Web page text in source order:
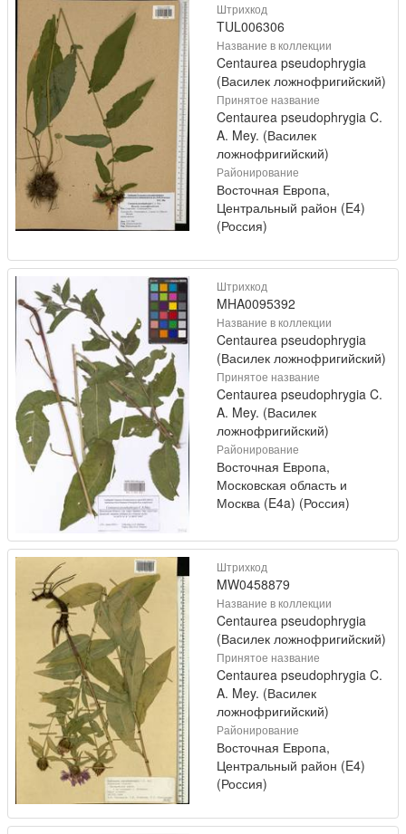
Штрихкод
TUL006306
Название в коллекции
Centaurea pseudophrygia
(Василек ложнофригийский)
Принятое название
Centaurea pseudophrygia C.
A. Mey. (Василек
ложнофригийский)
Районирование
Восточная Европа,
Центральный район (E4)
(Россия)
Штрихкод
MHA0095392
Название в коллекции
Centaurea pseudophrygia
(Василек ложнофригийский)
Принятое название
Centaurea pseudophrygia C.
A. Mey. (Василек
ложнофригийский)
Районирование
Восточная Европа,
Московская область и
Москва (E4a) (Россия)
Штрихкод
MW0458879
Название в коллекции
Centaurea pseudophrygia
(Василек ложнофригийский)
Принятое название
Centaurea pseudophrygia C.
A. Mey. (Василек
ложнофригийский)
Районирование
Восточная Европа,
Центральный район (E4)
(Россия)